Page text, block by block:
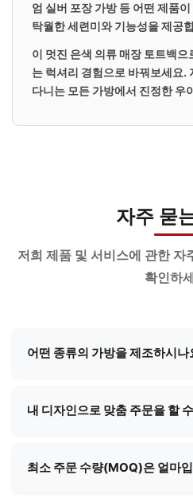
엄 실버 포장 가방 등 어떤 제품
탁월한 세련미와 기능성을 제공
이 멋진 은색 의류 매장 토트백
는 럭셔리 경험으로 바꿔보세요.
다니는 모든 가방에서 진정한 우
자주 묻
저희 제품 및 서비스에 관한 자
확인하
어떤 종류의 가방을 제조하시나
성 가방, 학교 가방, 쇼핑백
킵니다.
내 디자인으로 맞춤 주문을 할
다. 고객님께서 직접 설계 사
최소 주문 수량(MOQ)은 얼마